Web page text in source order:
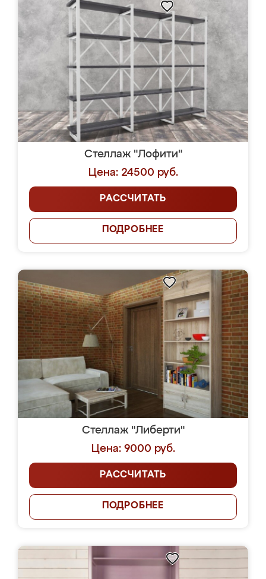
Стеллаж "Лофити"
Цена: 24500 руб.
РАССЧИТАТЬ
ПОДРОБНЕЕ
Стеллаж "Либерти"
Цена: 9000 руб.
РАССЧИТАТЬ
ПОДРОБНЕЕ